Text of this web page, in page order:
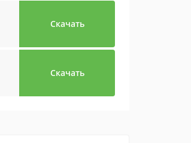
Скачать
Скачать